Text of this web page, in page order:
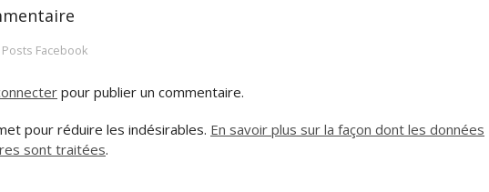
Posts Facebook
pour publier un commentaire.
pour réduire les indésirables. En savoir plus sur la façon dont les données
sont traitées.